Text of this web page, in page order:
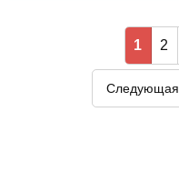
1 2
Следующая